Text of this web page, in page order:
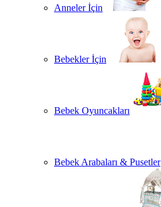
Anneler İçin
Bebekler İçin
Bebek Oyuncakları
Bebek Arabaları & Pusetler